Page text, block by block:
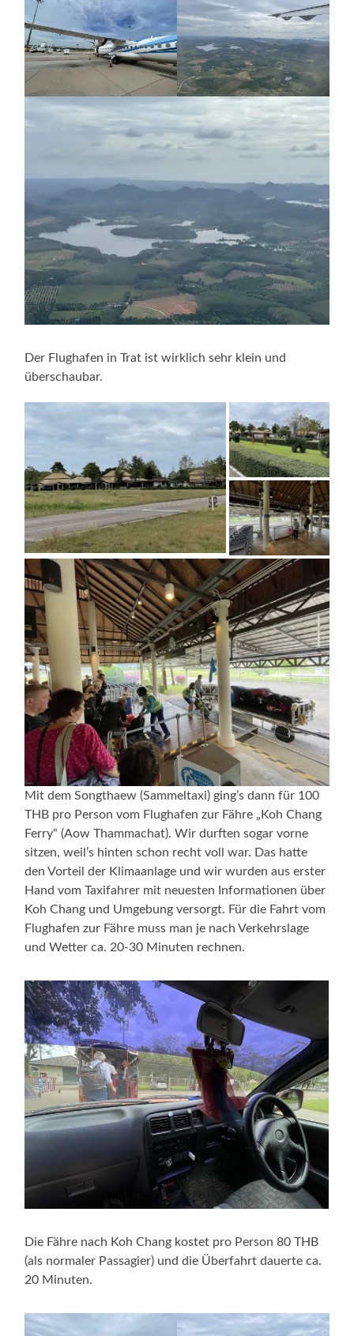
Der Flughafen in Trat ist wirklich sehr klein und
überschaubar.
Mit dem Songthaew (Sammeltaxi) ging’s dann für 100
THB pro Person vom Flughafen zur Fähre „Koh Chang
Ferry“ (Aow Thammachat). Wir durften sogar vorne
sitzen, weil’s hinten schon recht voll war. Das hatte
den Vorteil der Klimaanlage und wir wurden aus erster
Hand vom Taxifahrer mit neuesten Informationen über
Koh Chang und Umgebung versorgt. Für die Fahrt vom
Flughafen zur Fähre muss man je nach Verkehrslage
und Wetter ca. 20-30 Minuten rechnen.
Die Fähre nach Koh Chang kostet pro Person 80 THB
(als normaler Passagier) und die Überfahrt dauerte ca.
20 Minuten.